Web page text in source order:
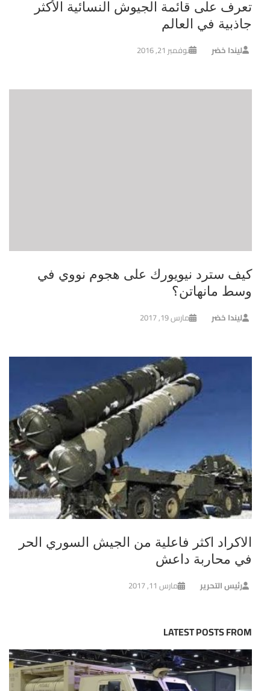
تعرف على قائمة الجيوش النسائية الأكثر
جاذبية في العالم
ليندا خضر نوفمبر 21, 2016
كيف سترد نيويورك على هجوم نووي في
وسط مانهاتن؟
ليندا خضر مارس 19, 2017
الاكراد اكثر فاعلية من الجيش السوري الحر
في محاربة داعش
رئيس التحرير مارس 11, 2017
LATEST POSTS FROM